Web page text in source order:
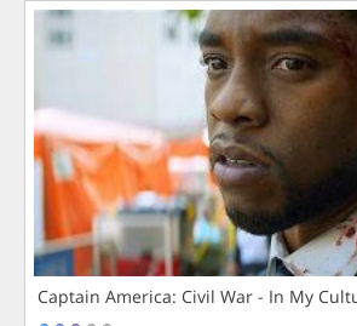
Captain America: Civil War - In My